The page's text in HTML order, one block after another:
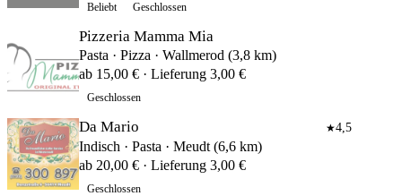
Beliebt Geschlossen
Pizzeria Mamma Mia
Pasta · Pizza · Wallmerod (3,8 km)
ab 15,00 € · Lieferung 3,00 €
Geschlossen
Da Mario ★4,5
Indisch · Pasta · Meudt (6,6 km)
ab 20,00 € · Lieferung 3,00 €
Geschlossen